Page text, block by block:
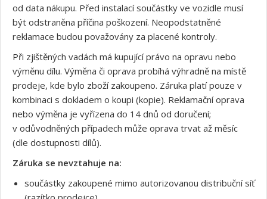
od data nákupu. Před instalací součástky ve vozidle musí
být odstraněna příčina poškození. Neopodstatněné
reklamace budou považovány za placené kontroly.
Při zjištěných vadách má kupující právo na opravu nebo
výměnu dílu. Výměna či oprava probíhá výhradně na místě
prodeje, kde bylo zboží zakoupeno. Záruka platí pouze v
kombinaci s dokladem o koupi (kopie). Reklamační oprava
nebo výměna je vyřízena do 14 dnů od doručení;
v odůvodněných případech může oprava trvat až měsíc
(dle dostupnosti dílů).
Záruka se nevztahuje na:
součástky zakoupené mimo autorizovanou distribuční síť